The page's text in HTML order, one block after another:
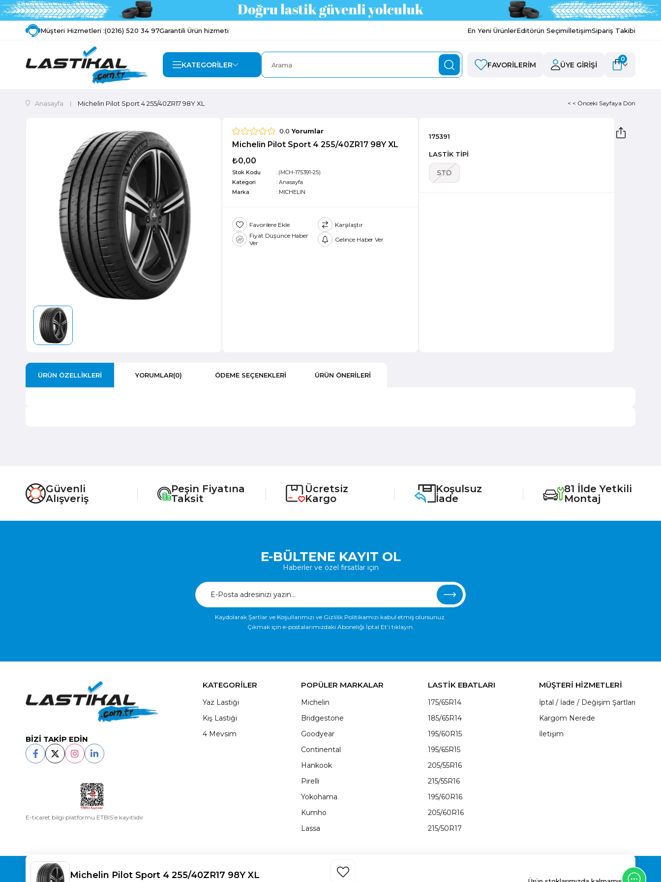
Müşteri Hizmetleri :(0216) 520 34 97Garantili Ürün hizmeti En Yeni ÜrünlerEditörün SeçimiİletişimSipariş Takibi
KATEGORİLER FAVORILERIM ÜYE GIRIŞI
0
Anasayfa Michelin Pilot Sport 4 255/40ZR17 98Y XL < < Önceki Sayfaya Dön
0.0 Yorumlar
Michelin Pilot Sport 4 255/40ZR17 98Y XL
₺0,00
Stok Kodu
(MCH-175391-25)
Kategori
:Anasayfa
Marka
: MICHELIN
Favorilere Ekle
Karşılaştır
Fiyat Düşünce Haber
Ver
Gelince Haber Ver
175391
LASTİK TİPİ
STD
ÜRÜN ÖZELLIKLERI YORUMLAR(0) ÖDEME SEÇENEKLERI ÜRÜN ÖNERILERI
Güvenli
Alışveriş
Peşin Fiyatına
Taksit
Ücretsiz
Kargo
Koşulsuz
İade
81 İlde Yetkili
Montaj
E-BÜLTENE KAYIT OL
Haberler ve özel fırsatlar için
Kaydolarak Şartlar ve Koşullarımızı ve Gizlilik Politikamızı kabul etmiş olursunuz.
Çıkmak için e-postalarımızdaki Aboneliği İptal Et’i tıklayın.
BİZİ TAKİP EDİN
E-ticaret bilgi platformu ETBIS’e kayıtlıdır
KATEGORİLER
Yaz Lastiği
Kış Lastiği
4 Mevsim
POPÜLER MARKALAR
Michelin
Bridgestone
Goodyear
Continental
Hankook
Pirelli
Yokohama
Kumho
Lassa
LASTİK EBATLARI
175/65R14
185/65R14
195/60R15
195/65R15
205/55R16
215/55R16
195/60R16
205/60R16
215/50R17
MÜŞTERİ HİZMETLERİ
İptal / İade / Değişim Şartları
Kargom Nerede
İletişim
Copyright© 2025 LASTİKAL All rights reserved.
Michelin Pilot Sport 4 255/40ZR17 98Y XL